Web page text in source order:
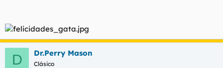
D Dr.Perry Mason
Clásico